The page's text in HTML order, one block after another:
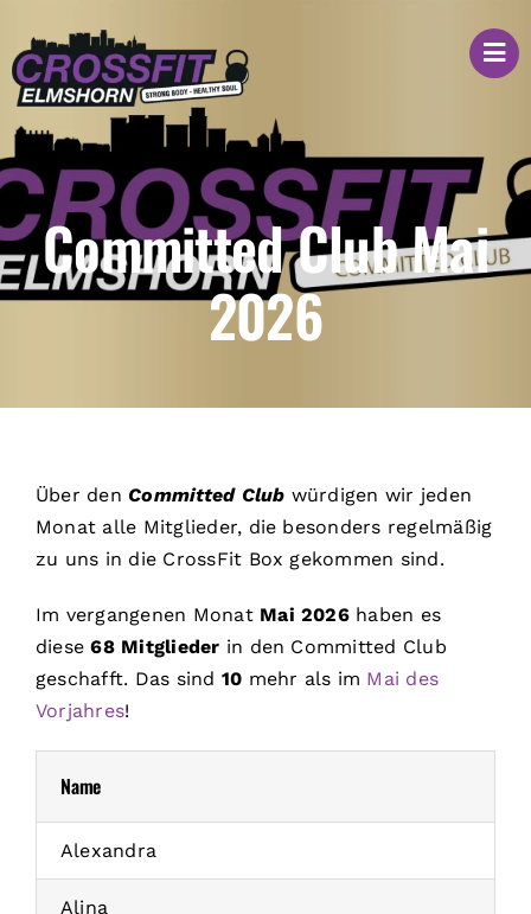
Inhalt
springen
Committed Club Mai
2026
Über den Committed Club würdigen wir jeden
Monat alle Mitglieder, die besonders regelmäßig
zu uns in die CrossFit Box gekommen sind.
Im vergangenen Monat Mai 2026 haben es
diese 68 Mitglieder in den Committed Club
geschafft. Das sind 10 mehr als im Mai des
Vorjahres!
Name
Alexandra
Alina